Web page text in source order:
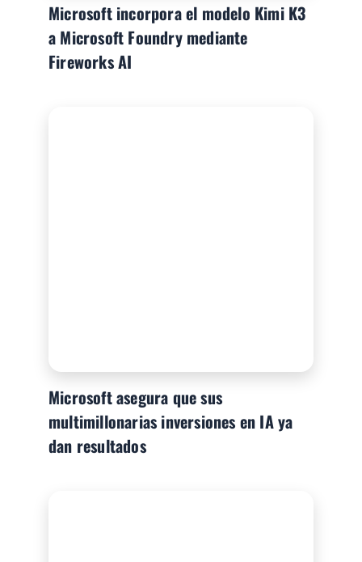
Microsoft incorpora el modelo Kimi K3
a Microsoft Foundry mediante
Fireworks AI
Microsoft asegura que sus
multimillonarias inversiones en IA ya
dan resultados